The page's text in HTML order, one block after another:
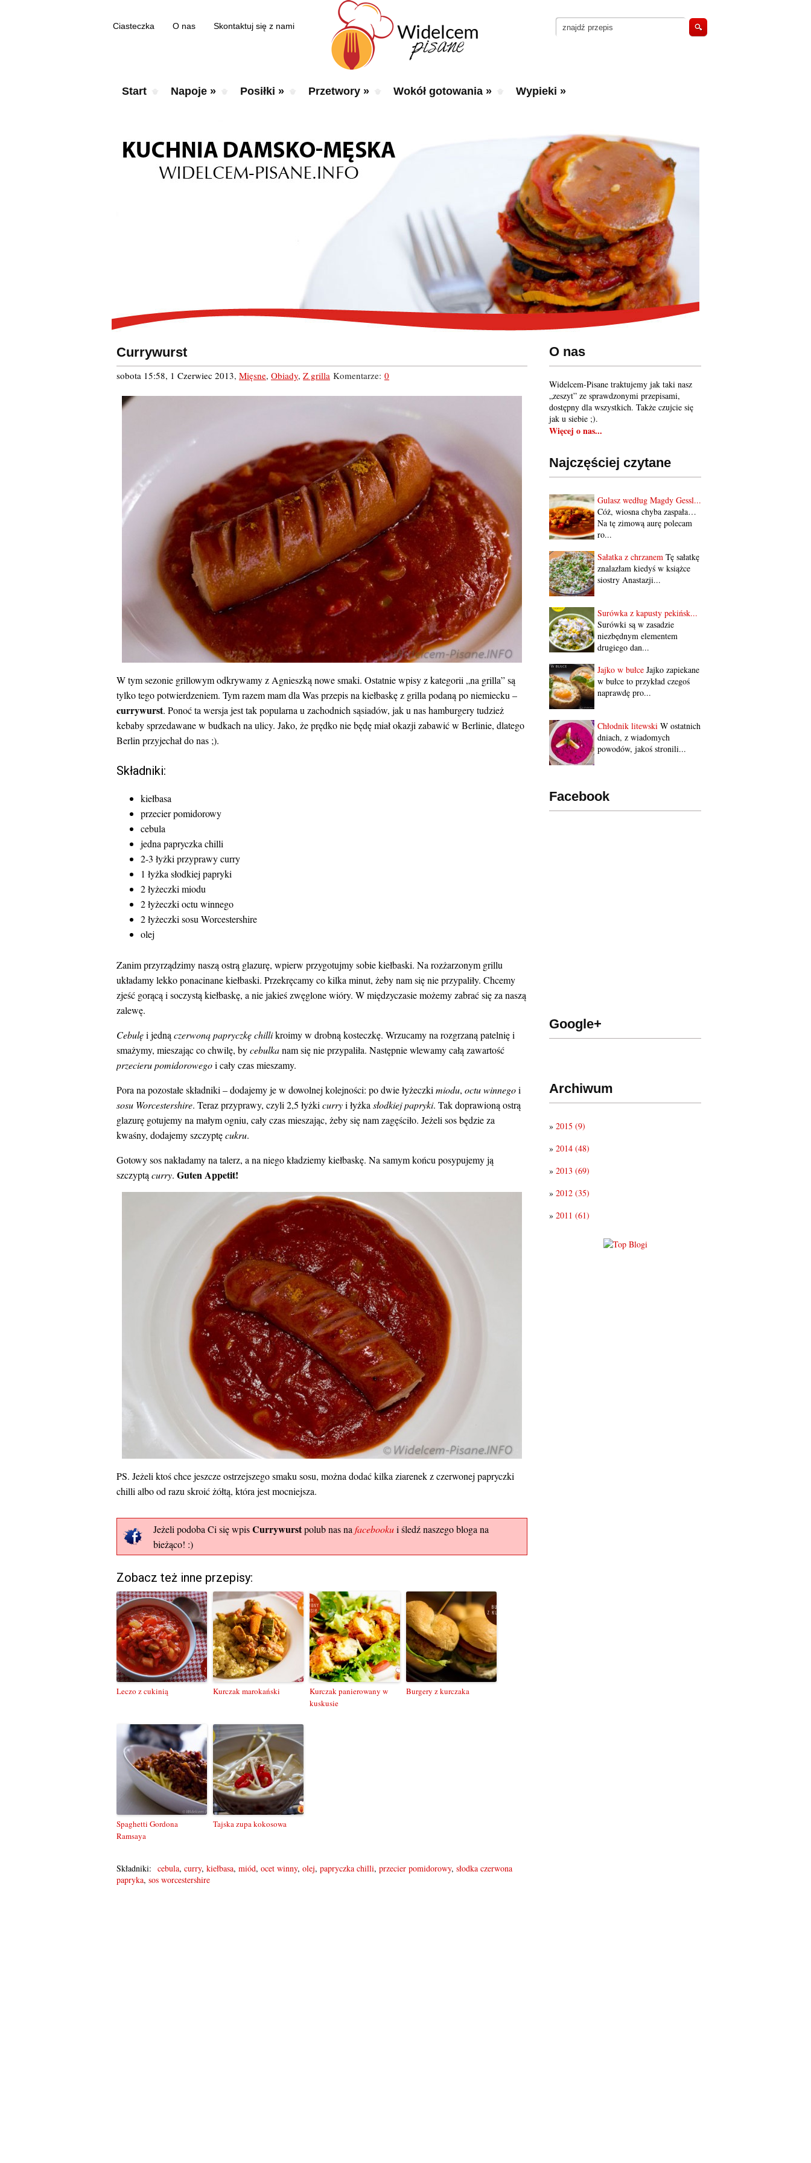
Ciasteczka O nas Skontaktuj się z nami
Start Napoje » Posiłki » Przetwory » Wokół gotowania » Wypieki »
O nas
Widelcem-Pisane traktujemy jak taki nasz
„zeszyt” ze sprawdzonymi przepisami,
dostępny dla wszystkich. Także czujcie się
jak u siebie ;).
Więcej o nas...
Najczęściej czytane
Gulasz według Magdy Gessl...
Cóż, wiosna chyba zaspała…
Na tę zimową aurę polecam
ro...
Sałatka z chrzanem Tę sałatkę
znalazłam kiedyś w książce
siostry Anastazji...
Surówka z kapusty pekińsk...
Surówki są w zasadzie
niezbędnym elementem
drugiego dan...
Jajko w bułce Jajko zapiekane
w bułce to przykład czegoś
naprawdę pro...
Chłodnik litewski W ostatnich
dniach, z wiadomych
powodów, jakoś stronili...
Facebook
Google+
Archiwum
» 2015 (9)
» 2014 (48)
» 2013 (69)
» 2012 (35)
» 2011 (61)
Currywurst
sobota 15:58, 1 Czerwiec 2013, Mięsne, Obiady, Z grilla Komentarze: 0
W tym sezonie grillowym odkrywamy z Agnieszką nowe smaki. Ostatnie wpisy z kategorii „na grilla” są
tylko tego potwierdzeniem. Tym razem mam dla Was przepis na kiełbaskę z grilla podaną po niemiecku –
currywurst. Ponoć ta wersja jest tak popularna u zachodnich sąsiadów, jak u nas hamburgery tudzież
kebaby sprzedawane w budkach na ulicy. Jako, że prędko nie będę miał okazji zabawić w Berlinie, dlatego
Berlin przyjechał do nas ;).
Składniki:
kiełbasa
przecier pomidorowy
cebula
jedna papryczka chilli
2-3 łyżki przyprawy curry
1 łyżka słodkiej papryki
2 łyżeczki miodu
2 łyżeczki octu winnego
2 łyżeczki sosu Worcestershire
olej
Zanim przyrządzimy naszą ostrą glazurę, wpierw przygotujmy sobie kiełbaski. Na rozżarzonym grillu
układamy lekko ponacinane kiełbaski. Przekręcamy co kilka minut, żeby nam się nie przypaliły. Chcemy
zjeść gorącą i soczystą kiełbaskę, a nie jakieś zwęglone wióry. W międzyczasie możemy zabrać się za naszą
zalewę.
Cebulęi jednączerwoną papryczkę chillikroimy w drobną kosteczkę. Wrzucamy na rozgrzaną patelnię i
smażymy, mieszając co chwilę, bycebulkanam się nie przypaliła. Następnie wlewamy całą zawartość
przecieru pomidorowegoi cały czas mieszamy.
Pora na pozostałe składniki – dodajemy je w dowolnej kolejności: po dwie łyżeczki miodu, octu winnegoi
sosu Worcestershire. Teraz przyprawy, czyli 2,5 łyżki curryi łyżka słodkiej papryki. Tak doprawioną ostrą
glazurę gotujemy na małym ogniu, cały czas mieszając, żeby się nam zagęściło. Jeżeli sos będzie za
kwaśny, dodajemy szczyptęcukru.
Gotowy sos nakładamy na talerz, a na niego kładziemy kiełbaskę. Na samym końcu posypujemy ją
szczyptącurry. Guten Appetit!
PS. Jeżeli ktoś chce jeszcze ostrzejszego smaku sosu, można dodać kilka ziarenek z czerwonej papryczki
chilli albo od razu skroić żółtą, która jest mocniejsza.
Jeżeli podoba Ci się wpisCurrywurstpolub nas na facebookui śledź naszego bloga na
bieżąco! :)
Zobacz też inne przepisy:
Leczo z cukinią Kurczak marokański
Kurczak panierowany w
kuskusie
Burgery z kurczaka
Spaghetti Gordona
Ramsaya
Tajska zupa kokosowa
Składniki: cebula, curry, kiełbasa, miód, ocet winny, olej, papryczka chilli, przecier pomidorowy, słodka czerwona
papryka, sos worcestershire